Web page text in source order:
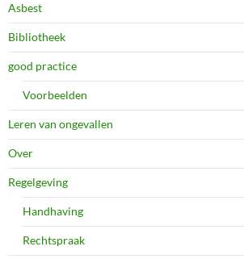
Asbest
Bibliotheek
good practice
Voorbeelden
Leren van ongevallen
Over
Regelgeving
Handhaving
Rechtspraak